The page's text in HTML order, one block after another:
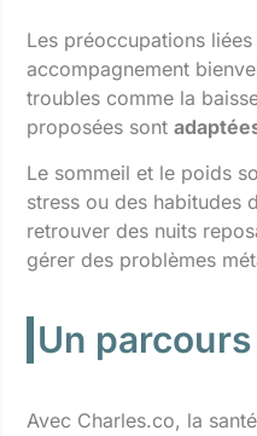
Les préoccupations liées
accompagnement
troubles comme la
proposées sont
Le sommeil et le poids
stress ou des habitudes
retrouver des nuits
gérer des problèmes
Un
Avec Charles.co, la